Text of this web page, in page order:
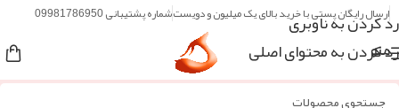
رد کردن به ناوبری
رد کردن به محتوای اصلی
ارسال رایگان پستی با خرید بالای یک میلیون و دویستشماره پشتیبانی 09981786950
منو